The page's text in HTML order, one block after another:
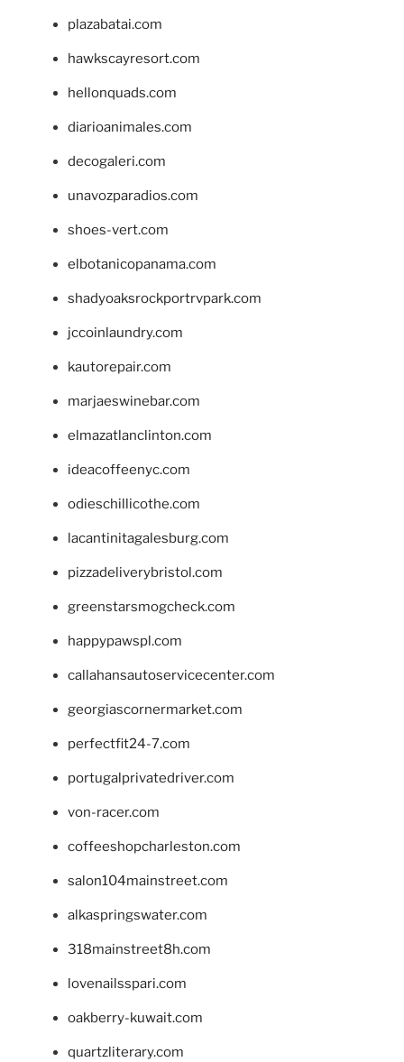
plazabatai.com
hawkscayresort.com
hellonquads.com
diarioanimales.com
decogaleri.com
unavozparadios.com
shoes-vert.com
elbotanicopanama.com
shadyoaksrockportrvpark.com
jccoinlaundry.com
kautorepair.com
marjaeswinebar.com
elmazatlanclinton.com
ideacoffeenyc.com
odieschillicothe.com
lacantinitagalesburg.com
pizzadeliverybristol.com
greenstarsmogcheck.com
happypawspl.com
callahansautoservicecenter.com
georgiascornermarket.com
perfectfit24-7.com
portugalprivatedriver.com
von-racer.com
coffeeshopcharleston.com
salon104mainstreet.com
alkaspringswater.com
318mainstreet8h.com
lovenailsspari.com
oakberry-kuwait.com
quartzliterary.com